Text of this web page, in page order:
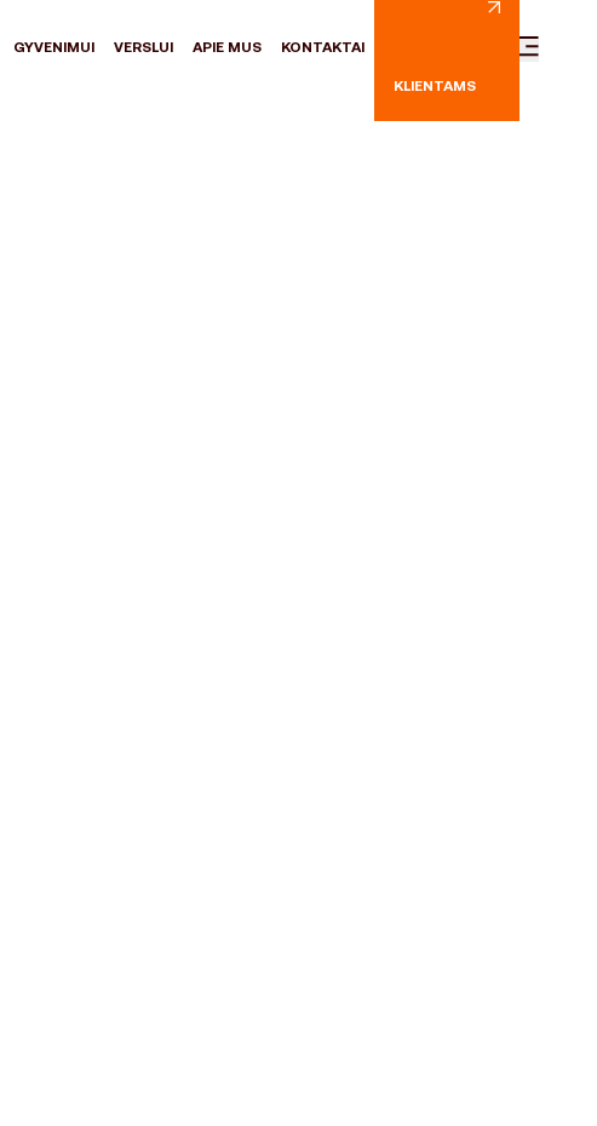
GYVENIMUI VERSLUI APIE MUS KONTAKTAI
KLIENTAMS